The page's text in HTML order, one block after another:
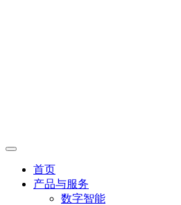
首页
产品与服务
数字智能